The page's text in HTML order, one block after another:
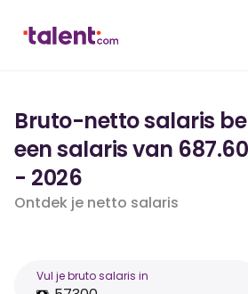
Bruto-netto salaris
een salaris van
- 2026
Ontdek je netto salaris
Vul je bruto salaris in